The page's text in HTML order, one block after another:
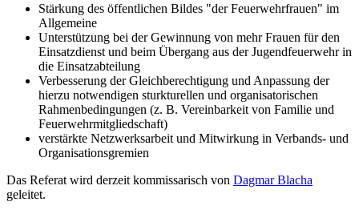
Stärkung des öffentlichen Bildes "der Feuerwehrfrauen" im
Allgemeine
Unterstützung bei der Gewinnung von mehr Frauen für den
Einsatzdienst und beim Übergang aus der Jugendfeuerwehr in
die Einsatzabteilung
Verbesserung der Gleichberechtigung und Anpassung der
hierzu notwendigen sturkturellen und organisatorischen
Rahmenbedingungen (z. B. Vereinbarkeit von Familie und
Feuerwehrmitgliedschaft)
verstärkte Netzwerksarbeit und Mitwirkung in Verbands- und
Organisationsgremien
Das Referat wird derzeit kommissarisch von Dagmar Blacha
geleitet.